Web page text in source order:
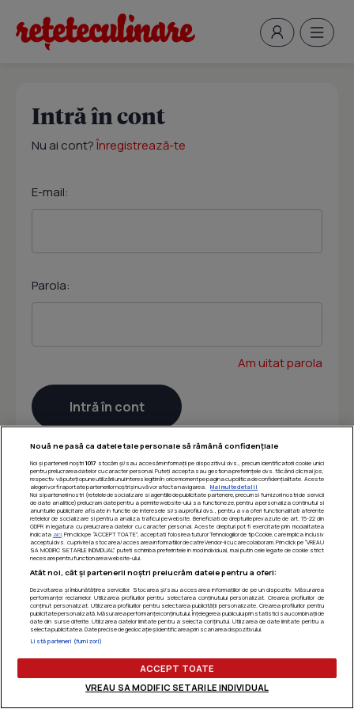
Intră în cont
Nu ai cont?Înregistrează-te
E-mail:
Parola:
Am uitat parola
Nouă ne pasă ca datele tale personale să rămână confidențiale
Noi și partenerii noștri 1017 stocăm și/sau accesăm informații pe dispozitivul dvs., precum identificatorii cookie unici
pentru prelucrarea datelor cu caracter personal. Puteți accepta sau gestiona preferințele dvs. făcând clic mai jos,
respectiv vă puteți opune utilizării unui interes legitim în orice moment pe pagina cu politica de confidențialitate. Aceste
alegeri vor fi raportate partenerilor noștri și nu vă vor afecta navigarea.
Mai multe detalii
Noi si partenerii nostri (retelele de socializare si agentiile de publicitate partenere, precum si furnizorii nostri de servicii
de date analitice) prelucram date pentru a permite website-ului sa functioneze, pentru a personaliza continutul si
anunturile publicitare afisate in functie de interesele si/sau profilul dvs., pentru a va oferi functionalitati aferente
retelelor de socializare si pentru a analiza traficul pe website. Beneficiati de drepturile prevazute de art. 15-22 din
GDPR in legatura cu prelucrarea datelor cu caracter personal. Aceste drepturi pot fi exercitate prin modalitatea
indicata aici. Prin click pe “ACCEPT TOATE”, acceptati folosirea tuturor Tehnologiilor de tip Cookie, care implica inclusiv
acceptul dvs. cu privire la stocarea/accesarea informatiilor de catre Vendor-ii cu care colaboram. Prin click pe “VREAU
SA MODIFIC SETARILE INDIVIDUAL” puteti schimba preferintele in mod individual, mai putin cele legate de cookie strict
necesare pentru functionarea website-ului.
Atât noi, cât și partenerii noștri prelucrăm datele pentru a oferi:
Dezvoltarea și îmbunătățirea serviciilor. Stocarea și/sau accesarea informațiilor de pe un dispozitiv. Măsurarea
performanței reclamelor. Utilizarea profilurilor pentru selectarea conținutului personalizat. Crearea profilurilor de
conținut personalizat. Utilizarea profilurilor pentru selectarea publicității personalizate. Crearea profilurilor pentru
publicitate personalizată. Măsurarea performanței conținutului. Înțelegerea publicului prin statistici sau combinații de
date din surse diferite. Utilizarea datelor limitate pentru a selecta conținutul. Utilizarea de date limitate pentru a
selecta publicitatea. Date precise de geolocație și identificarea prin scanarea dispozitivului.
Listă parteneri (furnizori)
ACCEPT TOATE
VREAU SA MODIFIC SETARILE INDIVIDUAL